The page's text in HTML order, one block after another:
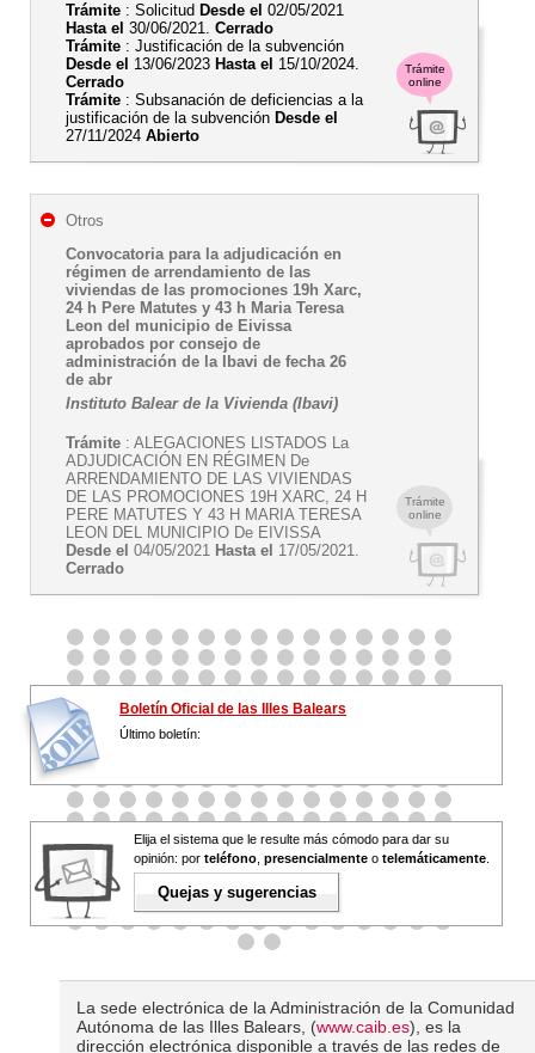
Trámite
online
Trámite : Solicitud Desde el 02/05/2021
Hasta el 30/06/2021. Cerrado
Trámite : Justificación de la subvención
Desde el 13/06/2023 Hasta el 15/10/2024.
Cerrado
Trámite : Subsanación de deficiencias a la
justificación de la subvención Desde el
27/11/2024 Abierto
Trámite
online
Otros
Convocatoria para la adjudicación en
régimen de arrendamiento de las
viviendas de las promociones 19h Xarc,
24 h Pere Matutes y 43 h Maria Teresa
Leon del municipio de Eivissa
aprobados por consejo de
administración de la Ibavi de fecha 26
de abr
Instituto Balear de la Vivienda (Ibavi)
Trámite : ALEGACIONES LISTADOS La
ADJUDICACIÓN EN RÉGIMEN De
ARRENDAMIENTO DE LAS VIVIENDAS
DE LAS PROMOCIONES 19H XARC, 24 H
PERE MATUTES Y 43 H MARIA TERESA
LEON DEL MUNICIPIO De EIVISSA
Desde el 04/05/2021 Hasta el 17/05/2021.
Cerrado
Boletín Oficial de las Illes Balears
Último boletín:
Elija el sistema que le resulte más cómodo para dar su
opinión: por teléfono presencialmente o telemáticamente
Quejas y sugerencias
La sede electrónica de la Administración de la Comunidad
Autónoma de las Illes Balears, (www.caib.es), es la
dirección electrónica disponible a través de las redes de